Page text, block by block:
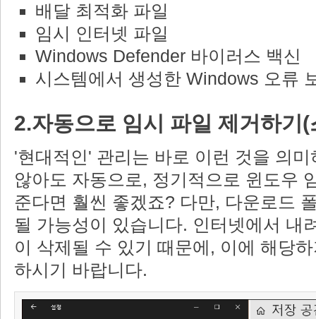
배달 최적화 파일
임시 인터넷 파일
Windows Defender 바이러스 백신
시스템에서 생성한 Windows 오류
2.자동으로 임시 파일 제거하기
'현대적인' 관리는 바로 이런 것을 의
않아도 자동으로, 정기적으로 윈도우
준다면 훨씬 좋겠죠? 다만, 다운로드
될 가능성이 있습니다. 인터넷에서 내
이 삭제될 수 있기 때문에, 이에 해당
하시기 바랍니다.